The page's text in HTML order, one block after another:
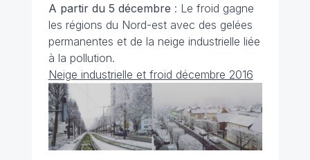
A partir du 5 décembre : Le froid gagne
les régions du Nord-est avec des gelées
permanentes et de la neige industrielle liée
à la pollution.
Neige industrielle et froid décembre 2016